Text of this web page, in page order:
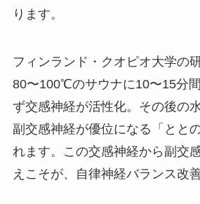
ります。
フィンランド・クオピオ大学の
80〜100℃のサウナに10〜15分
ず交感神経が活性化。その後の
副交感神経が優位になる「とと
れます。この交感神経から副交
えこそが、自律神経バランス改